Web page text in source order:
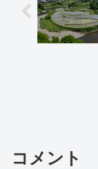
コメント